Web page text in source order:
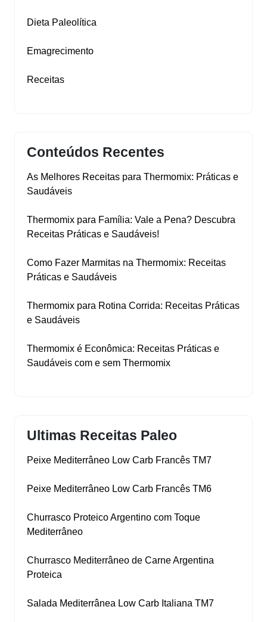
Dieta Paleolítica
Emagrecimento
Receitas
Conteúdos Recentes
As Melhores Receitas para Thermomix: Práticas e
Saudáveis
Thermomix para Família: Vale a Pena? Descubra
Receitas Práticas e Saudáveis!
Como Fazer Marmitas na Thermomix: Receitas
Práticas e Saudáveis
Thermomix para Rotina Corrida: Receitas Práticas
e Saudáveis
Thermomix é Econômica: Receitas Práticas e
Saudáveis com e sem Thermomix
Ultimas Receitas Paleo
Peixe Mediterrâneo Low Carb Francês TM7
Peixe Mediterrâneo Low Carb Francês TM6
Churrasco Proteico Argentino com Toque
Mediterrâneo
Churrasco Mediterrâneo de Carne Argentina
Proteica
Salada Mediterrânea Low Carb Italiana TM7